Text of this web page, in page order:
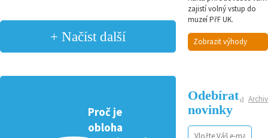
+ Načíst další
Proč je
obloha
zajistí volný vstup do
muzeí PřF UK.
Zobrazit výhody
Archiv
Odebírat
novinky